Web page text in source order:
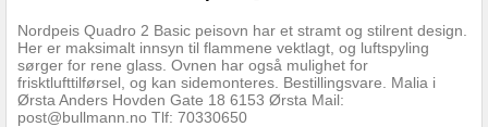
Nordpeis Quadro 2 Basic peisovn har et stramt og stilrent design.
Her er maksimalt innsyn til flammene vektlagt, og luftspyling
sørger for rene glass. Ovnen har også mulighet for
frisktlufttilførsel, og kan sidemonteres. Bestillingsvare. Malia i
Ørsta Anders Hovden Gate 18 6153 Ørsta Mail:
post@bullmann.no Tlf: 70330650